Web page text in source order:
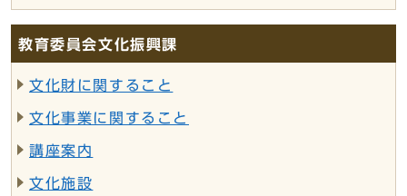
教育委員会文化振興課
文化財に関すること
文化事業に関すること
講座案内
文化施設